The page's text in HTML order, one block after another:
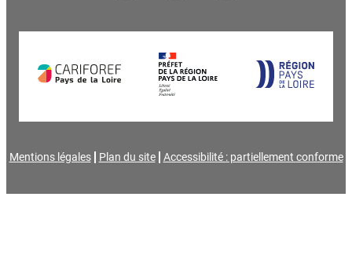
Mentions légales Plan du site Accessibilité : partiellement conforme